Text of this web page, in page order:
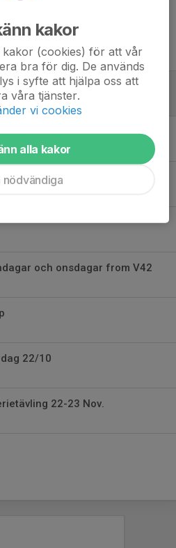
augusti
Team 08 Trophy
och onsdagar from V42
22/10
22-23 Nov.
kakor
kakor (cookies) för att vår
bra för dig. De används
i syfte att hjälpa oss att
våra tjänster.
vi cookies
alla kakor
nödvändiga